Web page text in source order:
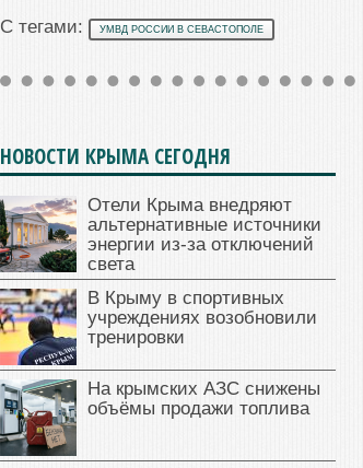
С тегами: УМВД РОССИИ В СЕВАСТОПОЛЕ
НОВОСТИ КРЫМА СЕГОДНЯ
Отели Крыма внедряют
альтернативные источники
энергии из-за отключений
света
В Крыму в спортивных
учреждениях возобновили
тренировки
На крымских АЗС снижены
объёмы продажи топлива